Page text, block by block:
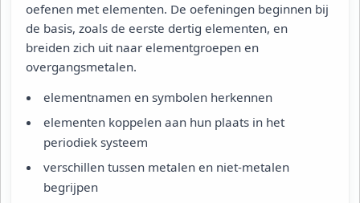
oefenen met elementen. De oefeningen beginnen bij
de basis, zoals de eerste dertig elementen, en
breiden zich uit naar elementgroepen en
overgangsmetalen.
elementnamen en symbolen herkennen
elementen koppelen aan hun plaats in het
periodiek systeem
verschillen tussen metalen en niet-metalen
begrijpen